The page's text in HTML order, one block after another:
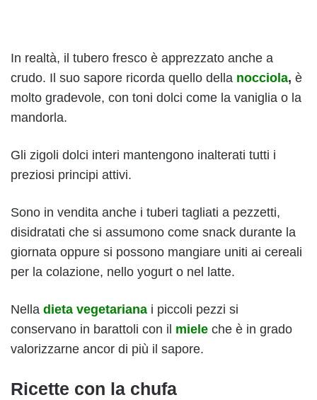
In realtà, il tubero fresco è apprezzato anche a
crudo. Il suo sapore ricorda quello della nocciola, è
molto gradevole, con toni dolci come la vaniglia o la
mandorla.
Gli zigoli dolci interi mantengono inalterati tutti i
preziosi principi attivi.
Sono in vendita anche i tuberi tagliati a pezzetti,
disidratati che si assumono come snack durante la
giornata oppure si possono mangiare uniti ai cereali
per la colazione, nello yogurt o nel latte.
Nella dieta vegetariana i piccoli pezzi si
conservano in barattoli con il miele che è in grado
valorizzarne ancor di più il sapore.
Ricette con la chufa